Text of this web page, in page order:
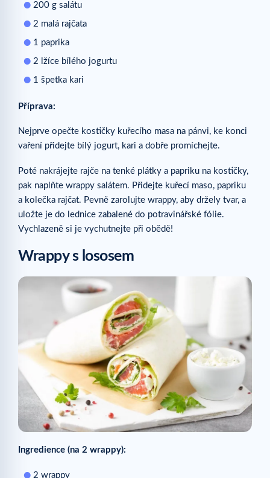
200 g salátu
2 malá rajčata
1 paprika
2 lžíce bílého jogurtu
1 špetka kari
Příprava:
Nejprve opečte kostičky kuřecího masa na pánvi, ke konci
vaření přidejte bílý jogurt, kari a dobře promíchejte.
Poté nakrájejte rajče na tenké plátky a papriku na kostičky,
pak naplňte wrappy salátem. Přidejte kuřecí maso, papriku
a kolečka rajčat. Pevně zarolujte wrappy, aby držely tvar, a
uložte je do lednice zabalené do potravinářské fólie.
Vychlazeně si je vychutnejte při obědě!
Wrappy s lososem
Ingredience (na 2 wrappy):
2 wrappy